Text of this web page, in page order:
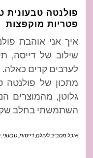
פולנטה טבעונית
פטריות מוקפצות
איך אני אוהבת
שילוב של דייסה,
לערבים קרים
מתכון של פולנטה
גלוטן, מהמוצרים
השתמשתי בחלב
אוכל מסביב לעולם ,דייסות טבעוני